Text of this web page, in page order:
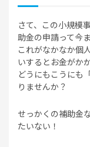
さて、この小規模
助金の申請って今
これがなかなか個
いするとお金がか
どうにもこうにも
りませんか？
せっかくの補助金
たいない！